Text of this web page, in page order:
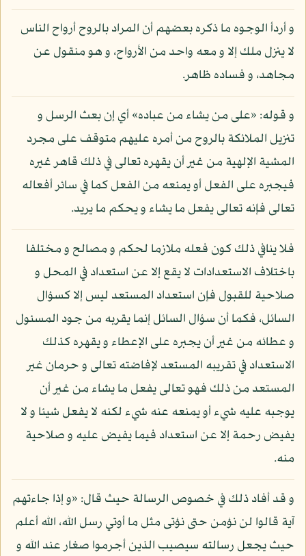
و أردأ الوجوه ما ذكره بعضهم أن المراد بالروح أرواح الناس
لا ينزل ملك إلا و معه واحد من الأرواح، و هو منقول عن
مجاهد، و فساده ظاهر.
و قوله: «على من يشاء من عباده» أي إن بعث الرسل و
تنزيل الملائكة بالروح من أمره عليهم متوقف على مجرد
المشية الإلهية من غير أن يقهره تعالى في ذلك قاهر غيره
فيجبره على الفعل أو يمنعه من الفعل كما في سائر أفعاله
تعالى فإنه تعالى يفعل ما يشاء و يحكم ما يريد.
فلا ينافي ذلك كون فعله ملازما لحكم و مصالح و مختلفا
باختلاف الاستعدادات لا يقع إلا عن استعداد في المحل و
صلاحية للقبول فإن استعداد المستعد ليس إلا كسؤال
السائل، فكما أن سؤال السائل إنما يقربه من جود المسئول
و عطائه من غير أن يجبره على الإعطاء و يقهره كذلك
الاستعداد في تقريبه المستعد لإفاضته تعالى و حرمان غير
المستعد من ذلك فهو تعالى يفعل ما يشاء من غير أن
يوجبه عليه شيء أو يمنعه عنه شيء لكنه لا يفعل شيئا و لا
يفيض رحمة إلا عن استعداد فيما يفيض عليه و صلاحية
منه.
و قد أفاد ذلك في خصوص الرسالة حيث قال: «و إذا جاءتهم
آية قالوا لن نؤمن حتى نؤتى مثل ما أوتي رسل الله، الله أعلم
حيث يجعل رسالته سيصيب الذين أجرموا صغار عند الله و